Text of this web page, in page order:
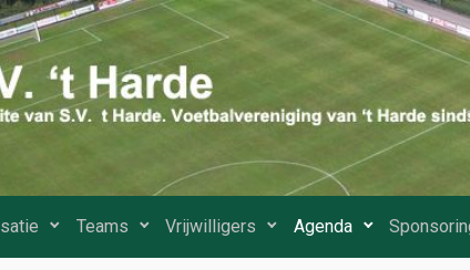
Teams Vrijwilligers Agenda